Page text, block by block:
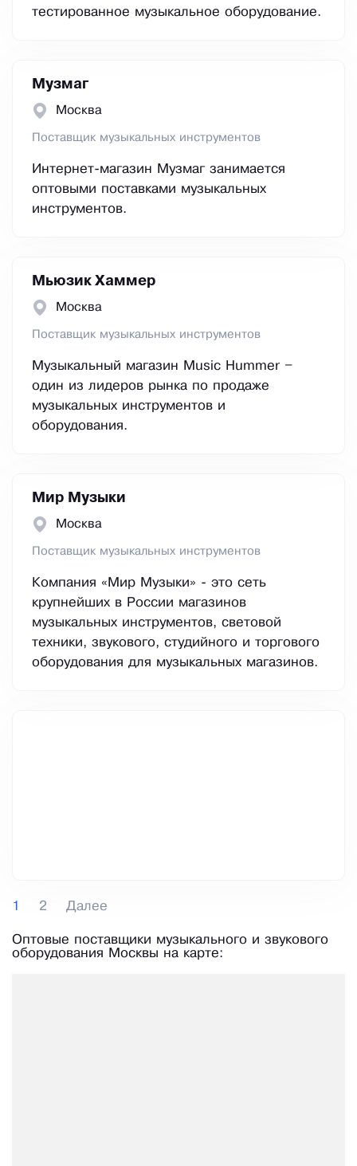
тестированное музыкальное оборудование.
Музмаг
Москва
Поставщик музыкальных инструментов
Интернет-магазин Музмаг занимается
оптовыми поставками музыкальных
инструментов.
Мьюзик Хаммер
Москва
Поставщик музыкальных инструментов
Музыкальный магазин Music Hummer –
один из лидеров рынка по продаже
музыкальных инструментов и
оборудования.
Мир Музыки
Москва
Поставщик музыкальных инструментов
Компания «Мир Музыки» - это сеть
крупнейших в России магазинов
музыкальных инструментов, световой
техники, звукового, студийного и торгового
оборудования для музыкальных магазинов.
1 2 Далее
Оптовые поставщики музыкального и звукового
оборудования Москвы на карте: